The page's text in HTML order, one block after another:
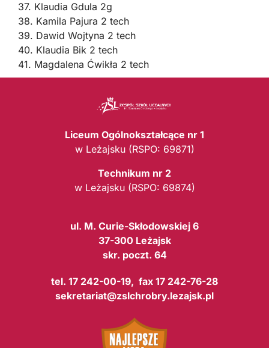
37. Klaudia Gdula 2g
38. Kamila Pajura 2 tech
39. Dawid Wojtyna 2 tech
40. Klaudia Bik 2 tech
41. Magdalena Ćwikła 2 tech
Liceum Ogólnokształcące nr 1
w Leżajsku (RSPO: 69871)
Technikum nr 2
w Leżajsku (RSPO: 69874)
ul. M. Curie-Skłodowskiej 6
37-300 Leżajsk
skr. poczt. 64
tel. 17 242-00-19, fax 17 242-76-28
sekretariat@zslchrobry.lezajsk.pl